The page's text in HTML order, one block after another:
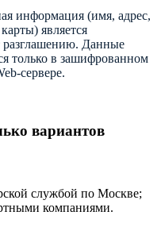
информация (имя, адрес,
является
Данные
только в зашифрованном
сервере.
вариантов
службой по Москве;
компаниями.